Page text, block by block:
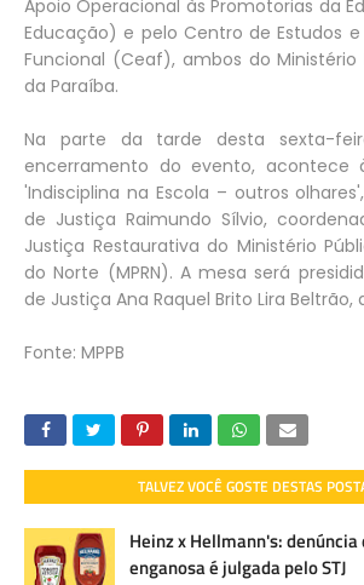
Apoio Operacional às Promotorias da
Educação) e pelo Centro de Estudos
Funcional (Ceaf), ambos do Ministério
da Paraíba.
Na parte da tarde desta sexta-
encerramento do evento, acontece
'Indisciplina na Escola – outros
de Justiça Raimundo Sílvio,
Justiça Restaurativa do Ministério
do Norte (MPRN). A mesa será
de Justiça Ana Raquel Brito Lira Beltrão,
Fonte: MPPB
TALVEZ VOCÊ GOSTE DESTAS
Heinz x Hellmann's:
enganosa é julgada pelo STJ